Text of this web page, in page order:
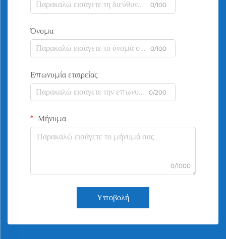
0/100
Όνομα
0/100
Επωνυμία εταιρείας
0/200
Μήνυμα
0/1000
Υποβολή